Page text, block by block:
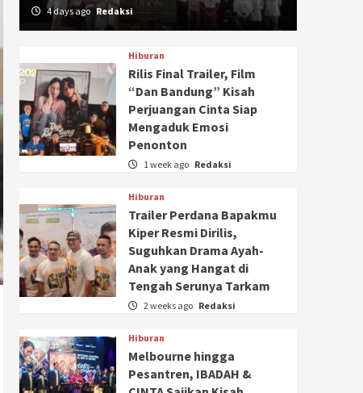
4 days ago Redaksi
Hiburan
Rilis Final Trailer, Film
“Dan Bandung” Kisah
Perjuangan Cinta Siap
Mengaduk Emosi
Penonton
1 week ago Redaksi
Hiburan
Trailer Perdana Bapakmu
Kiper Resmi Dirilis,
Suguhkan Drama Ayah-
Anak yang Hangat di
Tengah Serunya Tarkam
2 weeks ago Redaksi
Hiburan
Melbourne hingga
Pesantren, IBADAH &